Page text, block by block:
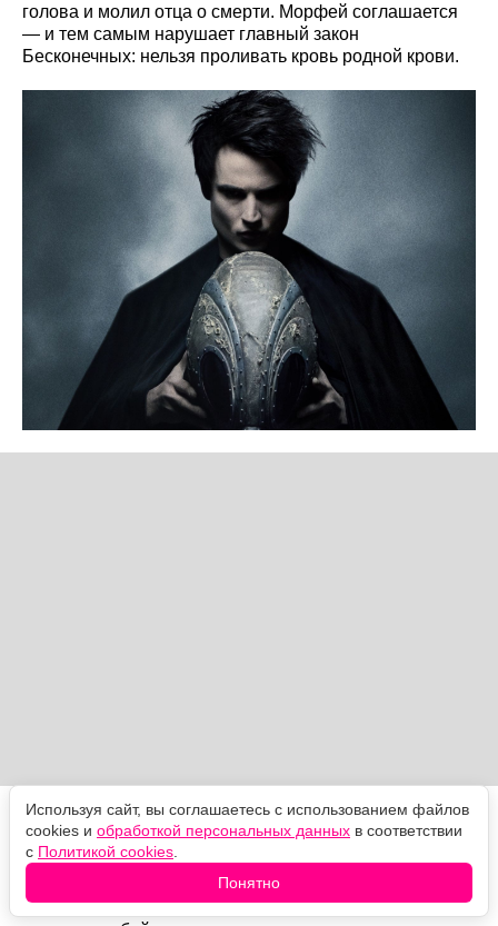
голова и молил отца о смерти. Морфей соглашается
— и тем самым нарушает главный закон
Бесконечных: нельзя проливать кровь родной крови.
Дальше вступают Эринии. Их ярость находит
проводника в Лайте Холл, уверенной, что Морфей
виноват в исчезновении её сына, и разносит Царство
снов в клочья, убивая его давних обитателей. Морфей
не сопротивляется. Он вызывает Эриний сам, просит
Используя сайт, вы соглашаетесь с использованием файлов
cookies и обработкой персональных данных в соответствии
с Политикой cookies
Понятно